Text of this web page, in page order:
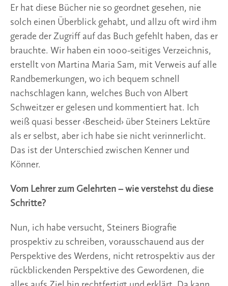
Er hat diese Bücher nie so geordnet gesehen, nie
solch einen Überblick gehabt, und allzu oft wird ihm
gerade der Zugriff auf das Buch gefehlt haben, das er
brauchte. Wir haben ein 1000-seitiges Verzeichnis,
erstellt von Martina Maria Sam, mit Verweis auf alle
Randbemerkungen, wo ich bequem schnell
nachschlagen kann, welches Buch von Albert
Schweitzer er gelesen und kommentiert hat. Ich
weiß quasi besser ‹Bescheid› über Steiners Lektüre
als er selbst, aber ich habe sie nicht verinnerlicht.
Das ist der Unterschied zwischen Kenner und
Könner.
Vom Lehrer zum Gelehrten – wie verstehst du diese
Schritte?
Nun, ich habe versucht, Steiners Biografie
prospektiv zu schreiben, vorausschauend aus der
Perspektive des Werdens, nicht retrospektiv aus der
rückblickenden Perspektive des Gewordenen, die